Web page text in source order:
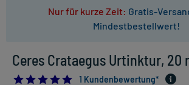
Nur für kurze Zeit: Gratis-
Mindestbestellwert!
Ceres Crataegus Urtinktur, 20
5.01 Kundenbewertung*